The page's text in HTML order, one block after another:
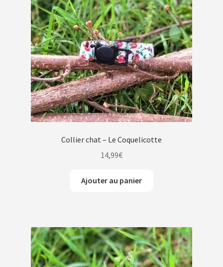
Collier chat – Le Coquelicotte
14,99€
Ajouter au panier